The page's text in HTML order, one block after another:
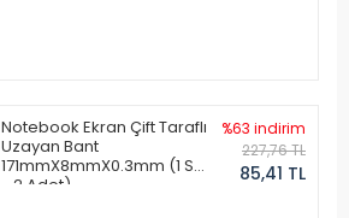
Notebook Ekran Çift Taraflı
Uzayan Bant
171mmX8mmX0.3mm (1 Set
- 2 Adet)
%63 indirim
227,76 TL
85,41 TL